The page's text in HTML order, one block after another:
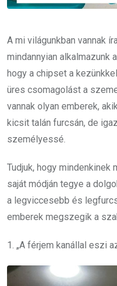
A mi világunkban vannak
mindannyian alkalmazunk
hogy a chipset a
üres csomagolást a
vannak olyan emberek,
kicsit talán furcsán, de
személyessé.
Tudjuk, hogy mindenkinek
saját módján tegye a
a legviccesebb és
emberek megszegik a
1. „A férjem kanállal eszi